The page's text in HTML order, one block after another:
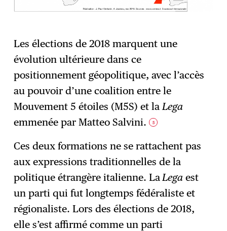
Les élections de 2018 marquent une
évolution ultérieure dans ce
positionnement géopolitique, avec l’accès
au pouvoir d’une coalition entre le
Mouvement 5 étoiles (M5S) et la Lega
emmenée par Matteo Salvini. 5
Ces deux formations ne se rattachent pas
aux expressions traditionnelles de la
politique étrangère italienne. La Lega est
un parti qui fut longtemps fédéraliste et
régionaliste. Lors des élections de 2018,
elle s’est affirmé comme un parti